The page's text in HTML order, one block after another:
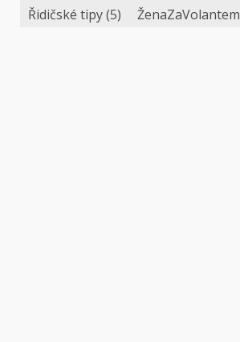
Řidičské tipy(5) ŽenaZaVolantem